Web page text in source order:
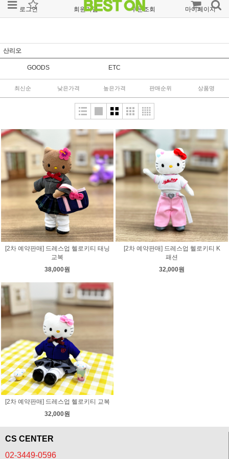
로그인 회원가입 주문조회 마이페이지
산리오
GOODS ETC
최신순 낮은가격 높은가격 판매순위 상품명
[2차 예약판매] 드레스업 헬로키티 태닝
교복
38,000원
[2차 예약판매] 드레스업 헬로키티 K
패션
32,000원
[2차 예약판매] 드레스업 헬로키티 교복
32,000원
CS CENTER
02-3449-0596